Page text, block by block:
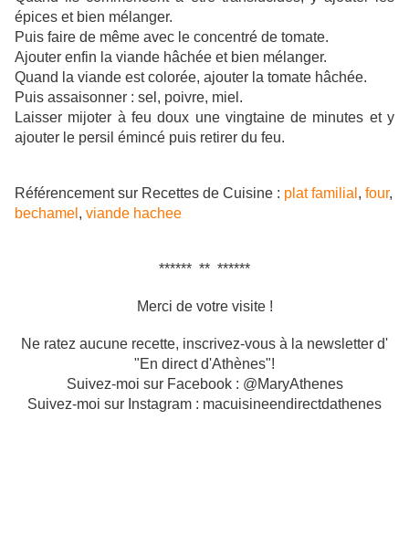
épices et bien mélanger.
Puis faire de même avec le concentré de tomate.
Ajouter enfin la viande hâchée et bien mélanger.
Quand la viande est colorée, ajouter la tomate hâchée.
Puis assaisonner : sel, poivre, miel.
Laisser mijoter à feu doux une vingtaine de minutes et y
ajouter le persil émincé puis retirer du feu.
Référencement sur Recettes de Cuisine : plat familial , four,
bechamel , viande hachee
****** ** ******
Merci de votre visite !
Ne ratez aucune recette, inscrivez-vous à la newsletter d'
"En direct d'Athènes"!
Suivez-moi sur Facebook : @MaryAthenes
Suivez-moi sur Instagram : macuisineendirectdathenes